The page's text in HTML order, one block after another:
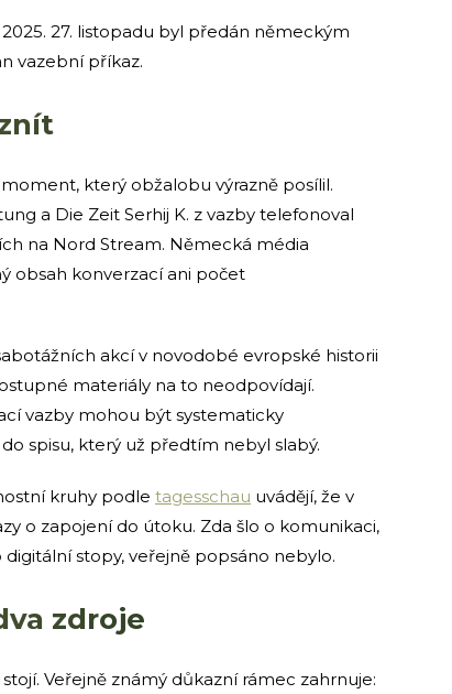
27. listopadu byl předán německým
vazební příkaz.
který obžalobu výrazně posílil.
a Die Zeit Serhij K. z vazby telefonoval
na Nord Stream. Německá média
obsah konverzací ani počet
akcí v novodobé evropské historii
materiály na to neodpovídají.
vazby mohou být systematicky
spisu, který už předtím nebyl slabý.
kruhy podle tagesschau uvádějí, že v
o zapojení do útoku. Zda šlo o komunikaci,
stopy, veřejně popsáno nebylo.
zdroje
Veřejně známý důkazní rámec zahrnuje: